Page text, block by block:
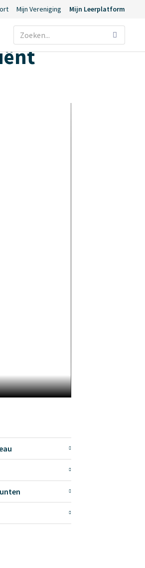
Mijn Vereniging Mijn Leerplatform